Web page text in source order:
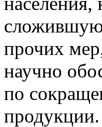
прочих
научно
по
продукции.